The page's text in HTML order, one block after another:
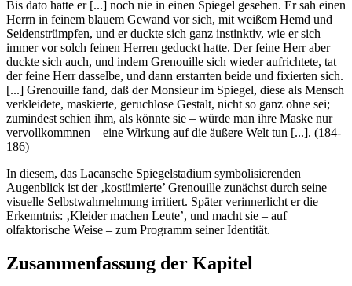
Bis dato hatte er [...] noch nie in einen Spiegel gesehen. Er sah einen
Herrn in feinem blauem Gewand vor sich, mit weißem Hemd und
Seidenstrümpfen, und er duckte sich ganz instinktiv, wie er sich
immer vor solch feinen Herren geduckt hatte. Der feine Herr aber
duckte sich auch, und indem Grenouille sich wieder aufrichtete, tat
der feine Herr dasselbe, und dann erstarrten beide und fixierten sich.
[...] Grenouille fand, daß der Monsieur im Spiegel, diese als Mensch
verkleidete, maskierte, geruchlose Gestalt, nicht so ganz ohne sei;
zumindest schien ihm, als könnte sie – würde man ihre Maske nur
vervollkommnen – eine Wirkung auf die äußere Welt tun [...]. (184-
186)
In diesem, das Lacansche Spiegelstadium symbolisierenden
Augenblick ist der ‚kostümierte’ Grenouille zunächst durch seine
visuelle Selbstwahrnehmung irritiert. Später verinnerlicht er die
Erkenntnis: ‚Kleider machen Leute’, und macht sie – auf
olfaktorische Weise – zum Programm seiner Identität.
Zusammenfassung der Kapitel